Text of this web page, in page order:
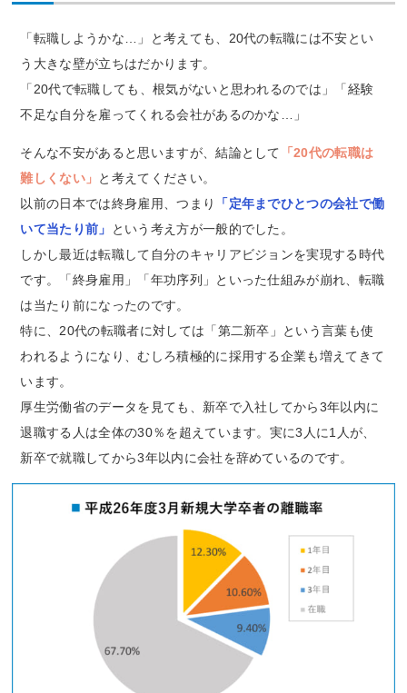
「転職しようかな…」と考えても、20代の転職には不安とい
う大きな壁が立ちはだかります。
「20代で転職しても、根気がないと思われるのでは」「経験
不足な自分を雇ってくれる会社があるのかな…」
そんな不安があると思いますが、結論として
「20代の転職は
難しくない」 と考えてください。
以前の日本では終身雇用、つまり
「定年までひとつの会社で働
いて当たり前」
という考え方が一般的でした。
しかし最近は転職して自分のキャリアビジョンを実現する時代
です。「終身雇用」「年功序列」といった仕組みが崩れ、転職
は当たり前になったのです。
特に、20代の転職者に対しては「第二新卒」という言葉も使
われるようになり、むしろ積極的に採用する企業も増えてきて
います。
厚生労働省のデータを見ても、新卒で入社してから3年以内に
退職する人は全体の30％を超えています。実に3人に1人が、
新卒で就職してから3年以内に会社を辞めているのです。